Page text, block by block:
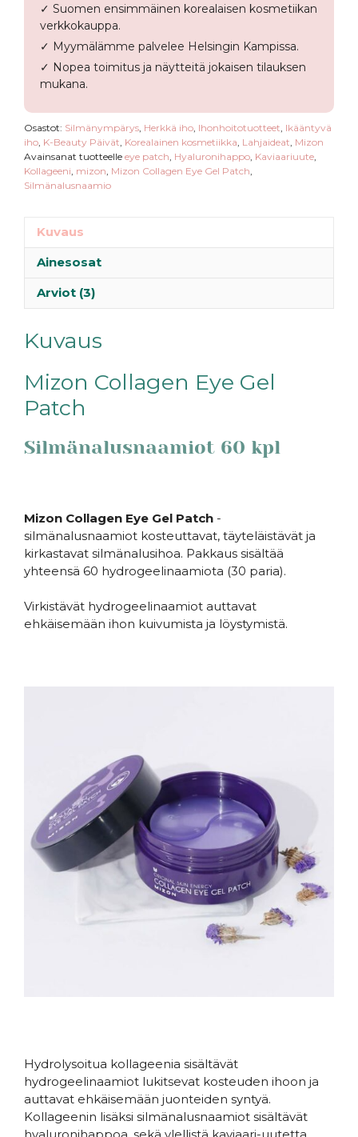
✓ Suomen ensimmäinen korealaisen kosmetiikan
verkkokauppa.
✓ Myymälämme palvelee Helsingin Kampissa.
✓ Nopea toimitus ja näytteitä jokaisen tilauksen
mukana.
Osastot: Silmänympärys Herkkä iho Ihonhoitotuotteet Ikääntyvä
iho K-Beauty Päivät Korealainen kosmetiikka Lahjaideat Mizon
Avainsanat tuotteelle eye patch Hyaluronihappo Kaviaariuute
Kollageeni mizon Mizon Collagen Eye Gel Patch
Silmänalusnaamio
Kuvaus
Ainesosat
Arviot (3)
Kuvaus
Mizon Collagen Eye Gel
Patch
Silmänalusnaamiot 60 kpl
Mizon Collagen Eye Gel Patch -
silmänalusnaamiot kosteuttavat, täyteläistävät ja
kirkastavat silmänalusihoa. Pakkaus sisältää
yhteensä 60 hydrogeelinaamiota (30 paria).
Virkistävät hydrogeelinaamiot auttavat
ehkäisemään ihon kuivumista ja löystymistä.
Hydrolysoitua kollageenia sisältävät
hydrogeelinaamiot lukitsevat kosteuden ihoon ja
auttavat ehkäisemään juonteiden syntyä.
Kollageenin lisäksi silmänalusnaamiot sisältävät